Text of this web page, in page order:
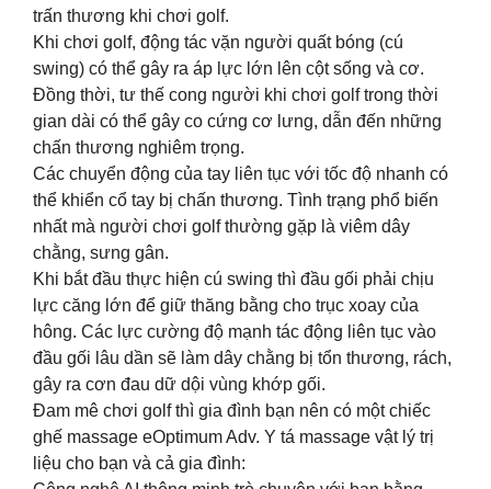
trấn thương khi chơi golf.
Khi chơi golf, động tác vặn người quất bóng (cú
swing) có thể gây ra áp lực lớn lên cột sống và cơ.
Đồng thời, tư thế cong người khi chơi golf trong thời
gian dài có thể gây co cứng cơ lưng, dẫn đến những
chấn thương nghiêm trọng.
Các chuyển động của tay liên tục với tốc độ nhanh có
thể khiển cổ tay bị chấn thương. Tình trạng phổ biến
nhất mà người chơi golf thường gặp là viêm dây
chằng, sưng gân.
Khi bắt đầu thực hiện cú swing thì đầu gối phải chịu
lực căng lớn để giữ thăng bằng cho trục xoay của
hông. Các lực cường độ mạnh tác động liên tục vào
đầu gối lâu dần sẽ làm dây chằng bị tổn thương, rách,
gây ra cơn đau dữ dội vùng khớp gối.
Đam mê chơi golf thì gia đình bạn nên có một chiếc
ghế massage eOptimum Adv. Y tá massage vật lý trị
liệu cho bạn và cả gia đình: